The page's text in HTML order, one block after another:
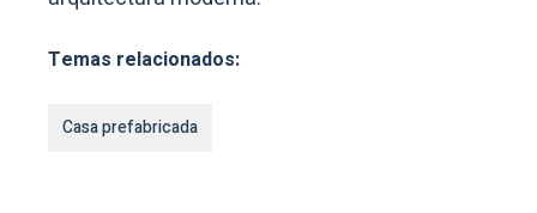
Temas relacionados:
Casa prefabricada